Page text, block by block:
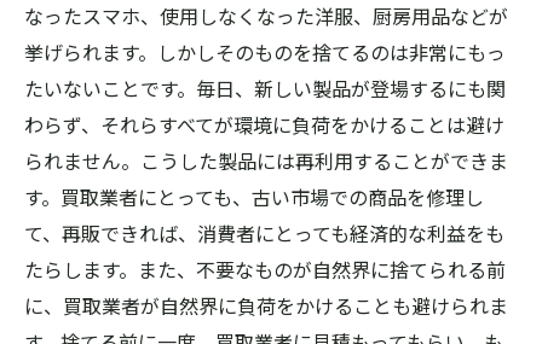
なったスマホ、使用しなくなった洋服、厨房用品などが
挙げられます。しかしそのものを捨てるのは非常にもっ
たいないことです。毎日、新しい製品が登場するにも関
わらず、それらすべてが環境に負荷をかけることは避け
られません。こうした製品には再利用することができま
す。買取業者にとっても、古い市場での商品を修理し
て、再販できれば、消費者にとっても経済的な利益をも
たらします。また、不要なものが自然界に捨てられる前
に、買取業者が自然界に負荷をかけることも避けられま